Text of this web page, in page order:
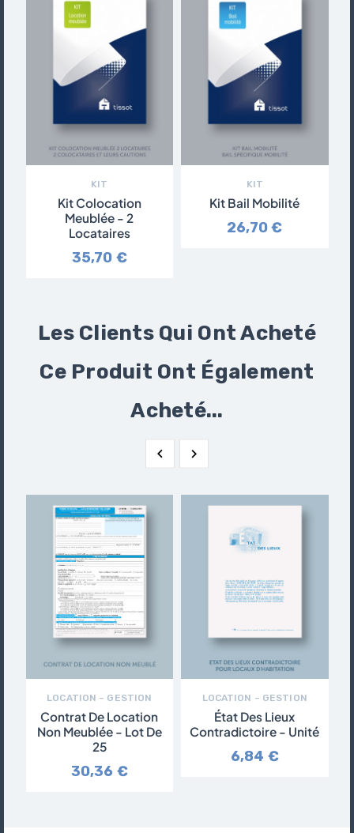
KIT
Kit Colocation
Meublée - 2
Locataires
35,70 €
KIT
Kit Bail Mobilité
26,70 €
Les Clients Qui Ont Acheté
Ce Produit Ont Également
Acheté...
 
LOCATION – GESTION
Contrat De Location
Non Meublée - Lot De
25
30,36 €
LOCATION – GESTION
État Des Lieux
Contradictoire - Unité
6,84 €